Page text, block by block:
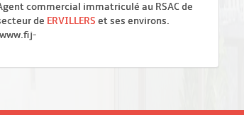
commercial immatriculé au RSAC de
de ERVILLERS et ses environs.